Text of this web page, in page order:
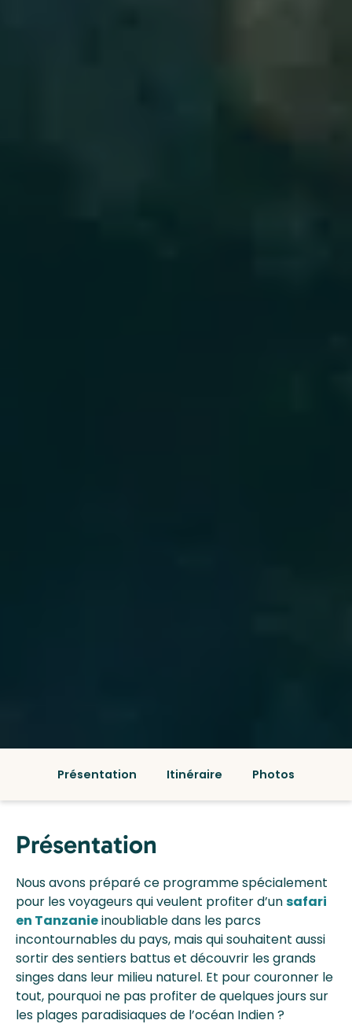
Présentation Itinéraire Photos
Présentation
Nous avons préparé ce programme spécialement
pour les voyageurs qui veulent profiter d’unsafari
en Tanzanieinoubliable dans les parcs
incontournables du pays, mais qui souhaitent aussi
sortir des sentiers battus et découvrir les grands
singes dans leur milieu naturel. Et pour couronner le
tout, pourquoi ne pas profiter de quelques jours sur
les plages paradisiaques de l’océan Indien ?